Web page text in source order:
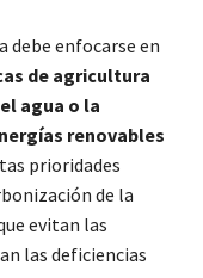
debe enfocarse en
de agricultura
agua o la
renovables
prioridades
de la
evitan las
las deficiencias